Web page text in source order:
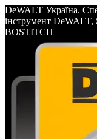
DeWALT Україна.
інструмент
BOSTITCH